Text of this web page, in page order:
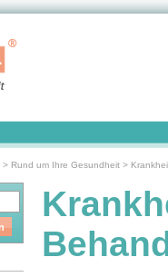
> Rund um Ihre Gesundheit >